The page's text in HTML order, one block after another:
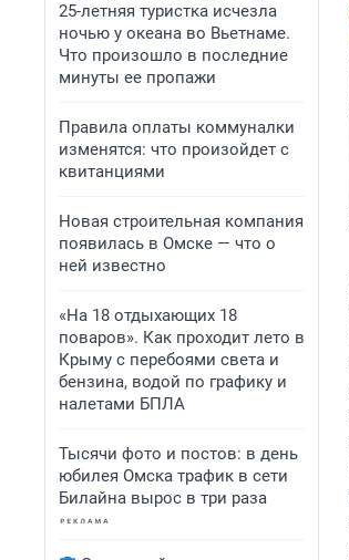
25-летняя туристка исчезла
ночью у океана во Вьетнаме.
Что произошло в последние
минуты ее пропажи
Правила оплаты коммуналки
изменятся: что произойдет с
квитанциями
Новая строительная компания
появилась в Омске — что о
ней известно
«На 18 отдыхающих 18
поваров». Как проходит лето в
Крыму с перебоями света и
бензина, водой по графику и
налетами БПЛА
Тысячи фото и постов: в день
юбилея Омска трафик в сети
Билайна вырос в три раза